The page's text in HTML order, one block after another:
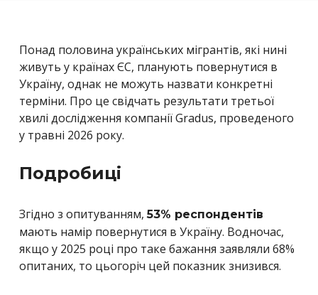
Понад половина українських мігрантів, які нині
живуть у країнах ЄС, планують повернутися в
Україну, однак не можуть назвати конкретні
терміни. Про це свідчать результати третьої
хвилі дослідження компанії Gradus, проведеного
у травні 2026 року.
Подробиці
Згідно з опитуванням,53% респондентів
мають намір повернутися в Україну. Водночас,
якщо у 2025 році про таке бажання заявляли 68%
опитаних, то цьогоріч цей показник знизився.